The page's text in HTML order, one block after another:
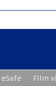
eSafe Film